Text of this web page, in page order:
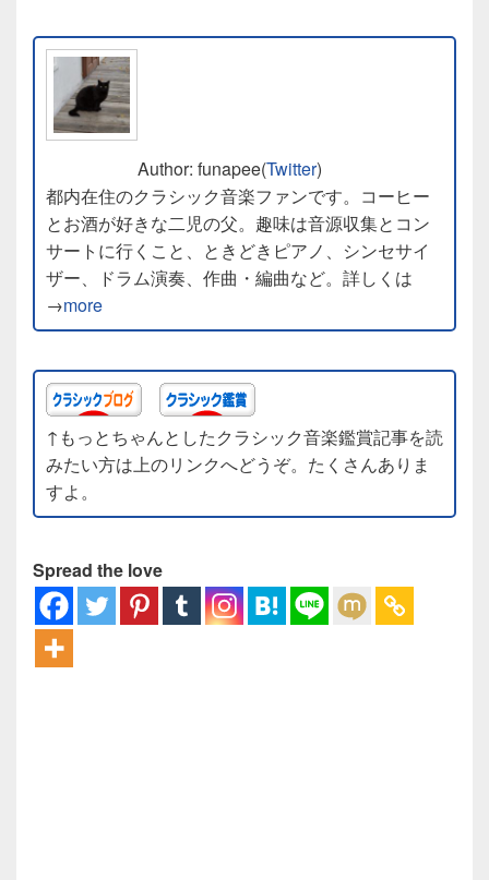
Author: funapee(Twitter)
都内在住のクラシック音楽ファンです。コーヒー
とお酒が好きな二児の父。趣味は音源収集とコン
サートに行くこと、ときどきピアノ、シンセサイ
ザー、ドラム演奏、作曲・編曲など。詳しくは
→more
↑もっとちゃんとしたクラシック音楽鑑賞記事を読
みたい方は上のリンクへどうぞ。たくさんありま
すよ。
Spread the love